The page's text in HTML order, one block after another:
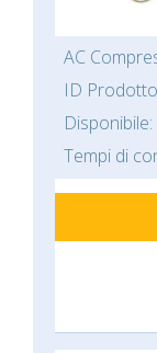
AC
ID
Disponibile:
Tempi di